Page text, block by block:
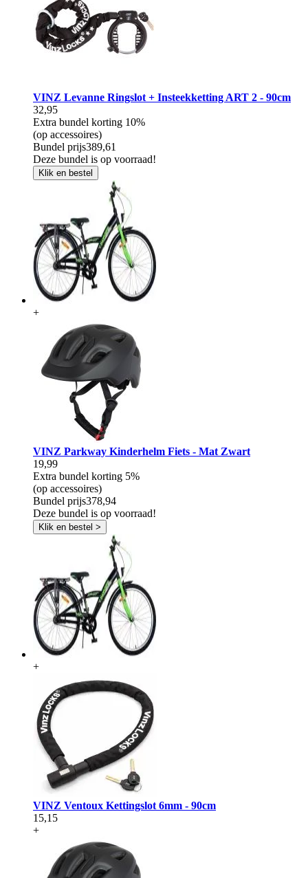
VINZ Levanne Ringslot + Insteekketting ART 2 - 90cm
32,95
Extra bundel korting 10%
(op accessoires)
Bundel prijs389,61
Deze bundel is op voorraad!
Klik en bestel
+
VINZ Parkway Kinderhelm Fiets - Mat Zwart
19,99
Extra bundel korting 5%
(op accessoires)
Bundel prijs378,94
Deze bundel is op voorraad!
Klik en bestel >
+
VINZ Ventoux Kettingslot 6mm - 90cm
15,15
+